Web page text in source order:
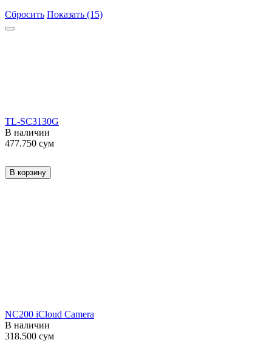
Сбросить Показать (15)
TL-SC3130G
В наличии
477.750 сум
В корзину
NC200 iCloud Camera
В наличии
318.500 сум